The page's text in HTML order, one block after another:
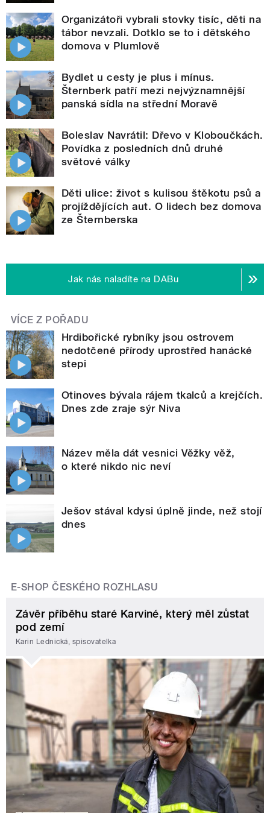
Organizátoři vybrali stovky tisíc, děti na
tábor nevzali. Dotklo se to i dětského
domova v Plumlově
Bydlet u cesty je plus i mínus.
Šternberk patří mezi nejvýznamnější
panská sídla na střední Moravě
Boleslav Navrátil: Dřevo v Kloboučkách.
Povídka z posledních dnů druhé
světové války
Děti ulice: život s kulisou štěkotu psů a
projíždějících aut. O lidech bez domova
ze Šternberska
Jak nás naladíte na DABu
VÍCE Z POŘADU
Hrdibořické rybníky jsou ostrovem
nedotčené přírody uprostřed hanácké
stepi
Otinoves bývala rájem tkalců a krejčích.
Dnes zde zraje sýr Niva
Název měla dát vesnici Věžky věž,
o které nikdo nic neví
Ješov stával kdysi úplně jinde, než stojí
dnes
E-SHOP ČESKÉHO ROZHLASU
Závěr příběhu staré Karviné, který měl zůstat
pod zemí
Karin Lednická, spisovatelka